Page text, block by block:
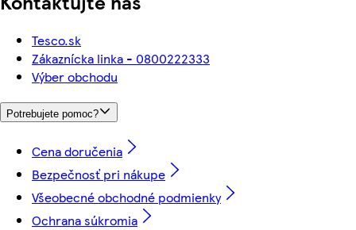
Tesco.sk
Zákaznícka linka - 0800222333
Výber obchodu
Potrebujete pomoc?
Cena doručenia
Bezpečnosť pri nákupe
Všeobecné obchodné podmienky
Ochrana súkromia